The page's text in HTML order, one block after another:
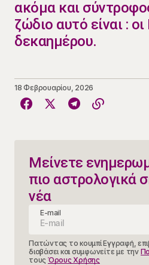
ακόμα και
ζώδιο αυτό είναι :
δεκαημέρου.
18 Φεβρουαρίου, 2026
Μείνετε
πιο αστρολογικά
νέα
E-mail
Πατώντας το κουμπί Εγγραφή,
διαβάσει και συμφωνείτε με την
τους Όρους Χρήσης